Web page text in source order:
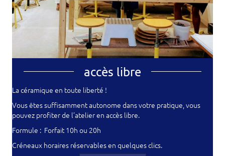
accès libre
La céramique en toute liberté !
Vous êtes suffisamment autonome dans votre pratique, vous
pouvez profiter de l’atelier en accès libre.
Formule : Forfait 10h ou 20h
Créneaux horaires réservables en quelques clics.